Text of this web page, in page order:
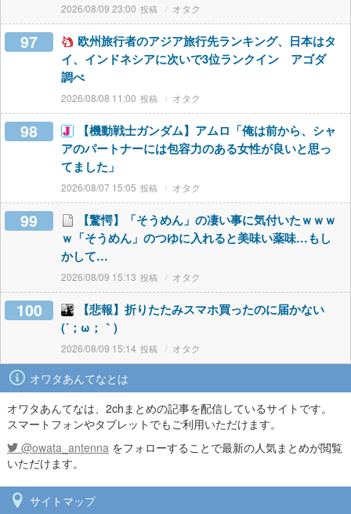
2026/08/09 23:00 オタク
97
欧州旅行者のアジア旅行先ランキング、日本はタ
イ、インドネシアに次いで3位ランクイン アゴダ
調べ
2026/08/08 11:00 オタク
98
【機動戦士ガンダム】アムロ「俺は前から、シャ
アのパートナーには包容力のある女性が良いと思っ
てました」
2026/08/07 15:05 オタク
99
【驚愕】「そうめん」の凄い事に気付いたｗｗｗ
ｗ「そうめん」のつゆに入れると美味い薬味…もし
かして…
2026/08/09 15:13 オタク
100
【悲報】折りたたみスマホ買ったのに届かない
(´；ω；｀)
2026/08/09 15:14 オタク
オワタあんてなとは
オワタあんてなは、2chまとめの記事を配信しているサイトです。
スマートフォンやタブレットでもご利用いただけます。
@owata_antenna をフォローすることで最新の人気まとめが閲覧
いただけます。
サイトマップ